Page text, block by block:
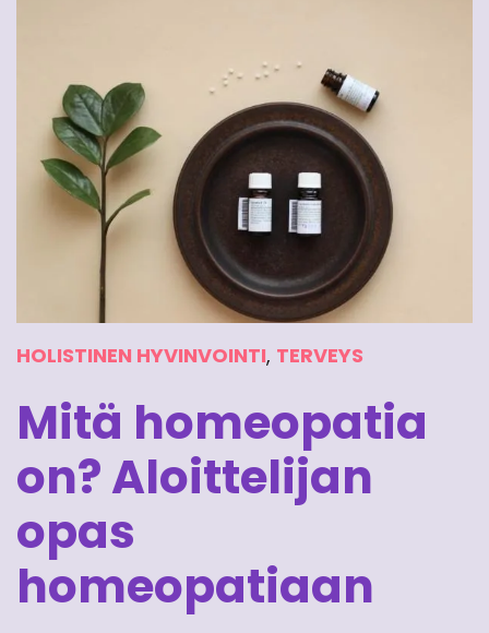
HOLISTINEN HYVINVOINTI, TERVEYS
Mitä homeopatia
on? Aloittelijan
opas
homeopatiaan